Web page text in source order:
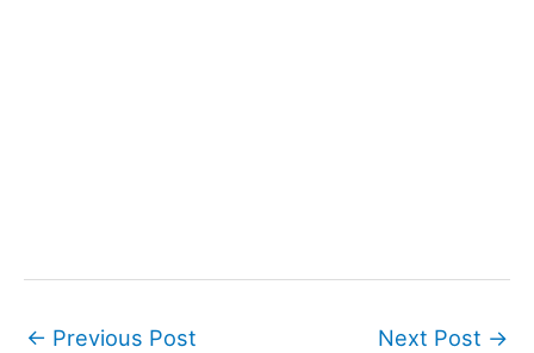
← Previous Post Next Post →